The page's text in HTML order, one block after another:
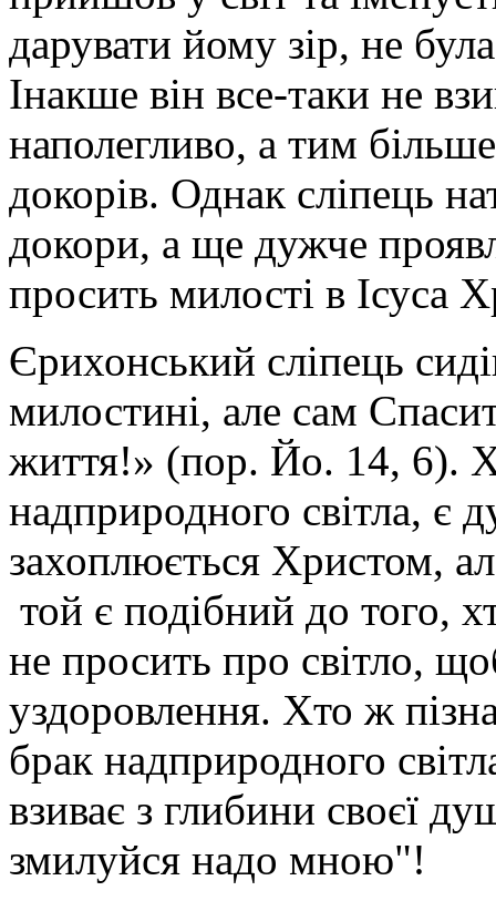
дарувати йому зір, не
Інакше він все-таки не
наполегливо, а тим
докорів. Однак сліпець
докори, а ще дужче
просить милості в Ісуса
Єрихонський сліпець
милостині, але сам
життя!» (пор. Йо. 14, 6).
надприродного світла, є
захоплюється Христом,
той є подібний до того,
не просить про світло,
уздоровлення. Хто ж
брак надприродного
взиває з глибини своєї
змилуйся надо мною"!